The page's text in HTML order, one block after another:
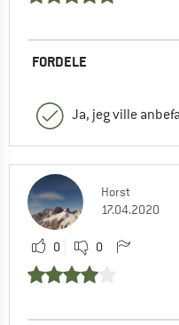
FORDELE
Ja, jeg ville
Horst
17.04.2020
0 0